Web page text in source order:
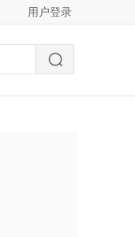
用户登录